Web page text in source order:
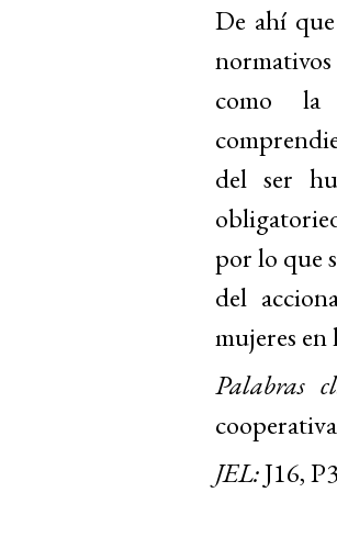
De ahí
como la
del ser
por lo que
del
mujeres
Palabras
JEL:J16,